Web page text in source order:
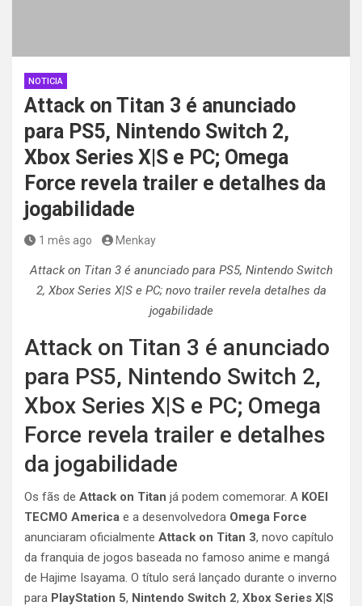
NOTICIA
Attack on Titan 3 é anunciado
para PS5, Nintendo Switch 2,
Xbox Series X|S e PC; Omega
Force revela trailer e detalhes da
jogabilidade
1 mês ago Menkay
Attack on Titan 3 é anunciado para PS5, Nintendo Switch
2, Xbox Series X|S e PC; novo trailer revela detalhes da
jogabilidade
Attack on Titan 3 é anunciado
para PS5, Nintendo Switch 2,
Xbox Series X|S e PC; Omega
Force revela trailer e detalhes
da jogabilidade
Os fãs de Attack on Titan já podem comemorar. A KOEI
TECMO America e a desenvolvedora Omega Force
anunciaram oficialmente Attack on Titan 3, novo capítulo
da franquia de jogos baseada no famoso anime e mangá
de Hajime Isayama. O título será lançado durante o inverno
para PlayStation 5, Nintendo Switch 2, Xbox Series X|S